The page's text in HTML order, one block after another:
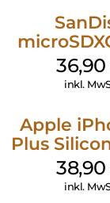
128 GB +
36,90
inkl.
Apple
Plus
MagSafe
38,90
inkl.